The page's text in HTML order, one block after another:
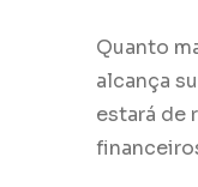
Quanto
alcança
estará de